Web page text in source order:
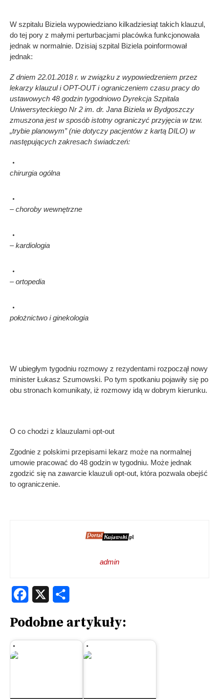
W szpitalu Biziela wypowiedziano kilkadziesiąt takich klauzul,
do tej pory z małymi perturbacjami placówka funkcjonowała
jednak w normalnie. Dzisiaj szpital Biziela poinformował
jednak:
Z dniem 22.01.2018 r. w związku z wypowiedzeniem przez
lekarzy klauzul i OPT-OUT i ograniczeniem czasu pracy do
ustawowych 48 godzin tygodniowo Dyrekcja Szpitala
Uniwersyteckiego Nr 2 im. dr. Jana Biziela w Bydgoszczy
zmuszona jest w sposób istotny ograniczyć przyjęcia w tzw.
„trybie planowym” (nie dotyczy pacjentów z kartą DILO) w
następujących zakresach świadczeń:
chirurgia ogólna
– choroby wewnętrzne
– kardiologia
– ortopedia
położnictwo i ginekologia
W ubiegłym tygodniu rozmowy z rezydentami rozpoczął nowy
minister Łukasz Szumowski. Po tym spotkaniu pojawiły się po
obu stronach komunikaty, iż rozmowy idą w dobrym kierunku.
O co chodzi z klauzulami opt-out
Zgodnie z polskimi przepisami lekarz może na normalnej
umowie pracować do 48 godzin w tygodniu. Może jednak
zgodzić się na zawarcie klauzuli opt-out, która pozwala obejść
to ograniczenie.
admin
Facebook
Podobne artykuły: